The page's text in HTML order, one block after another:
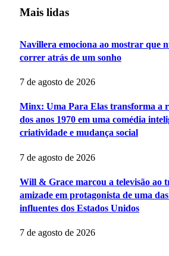
Mais lidas
Navillera emociona ao mostrar que
correr atrás de um sonho
7 de agosto de 2026
Minx: Uma Para Elas transforma a
dos anos 1970 em uma comédia
criatividade e mudança social
7 de agosto de 2026
Will & Grace marcou a televisão ao
amizade em protagonista de uma
influentes dos Estados Unidos
7 de agosto de 2026